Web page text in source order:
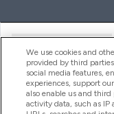
Producten
We use cookies and
provided by third
social media features,
experiences, support
also enable us and third
activity data, such as IP